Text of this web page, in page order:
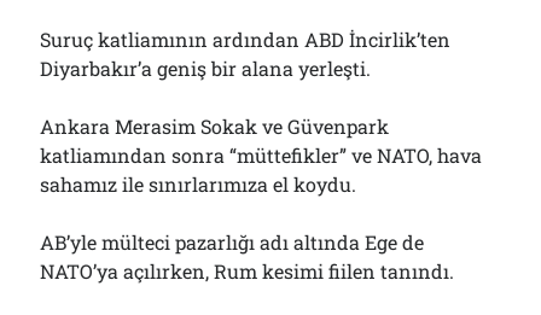
Suruç katliamının ardından ABD İncirlik’ten
Diyarbakır’a geniş bir alana yerleşti.
Ankara Merasim Sokak ve Güvenpark
katliamından sonra “müttefikler” ve NATO, hava
sahamız ile sınırlarımıza el koydu.
AB’yle mülteci pazarlığı adı altında Ege de
NATO’ya açılırken, Rum kesimi fiilen tanındı.